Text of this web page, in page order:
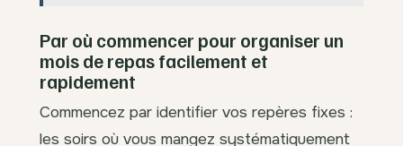
Par où commencer pour organiser un
mois de repas facilement et
rapidement
Commencez par identifier vos repères fixes :
les soirs où vous mangez systématiquement